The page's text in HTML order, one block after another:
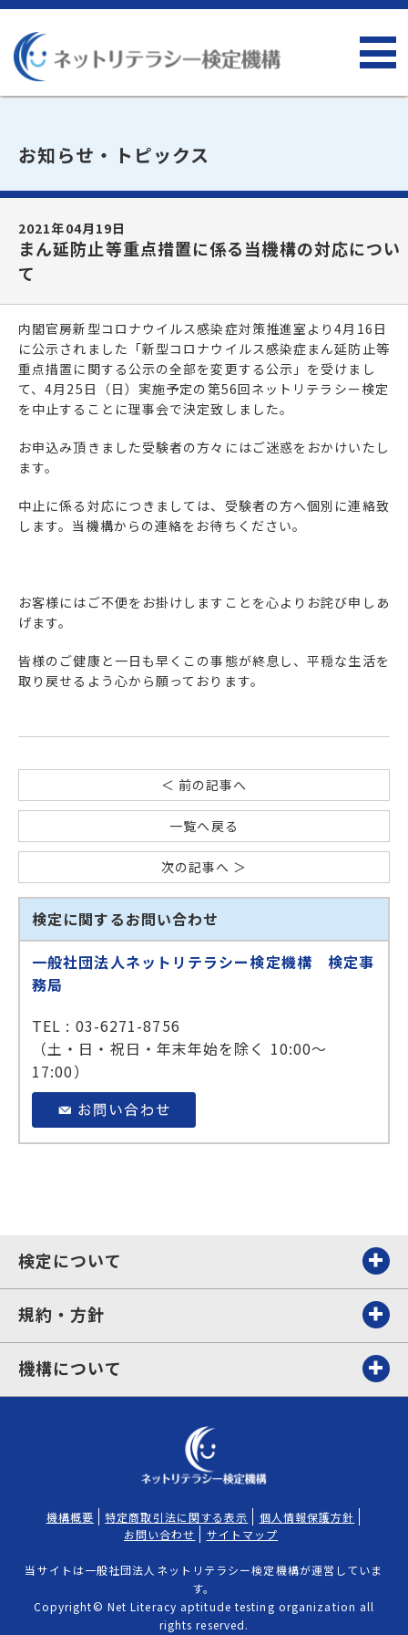
お知らせ・トピックス
2021年04月19日
まん延防止等重点措置に係る当機構の対応につい
て
内閣官房新型コロナウイルス感染症対策推進室より4月16日
に公示されました「新型コロナウイルス感染症まん延防止等
重点措置に関する公示の全部を変更する公示」を受けまし
て、4月25日（日）実施予定の第56回ネットリテラシー検定
を中止することに理事会で決定致しました。
お申込み頂きました受験者の方々にはご迷惑をおかけいたし
ます。
中止に係る対応につきましては、受験者の方へ個別に連絡致
します。当機構からの連絡をお待ちください。
お客様にはご不便をお掛けしますことを心よりお詫び申しあ
げます。
皆様のご健康と一日も早くこの事態が終息し、平穏な生活を
取り戻せるよう心から願っております。
＜ 前の記事へ
一覧へ戻る
次の記事へ ＞
検定に関するお問い合わせ
一般社団法人ネットリテラシー検定機構 検定事
務局
TEL : 03-6271-8756
（土・日・祝日・年末年始を除く 10:00～
17:00）
検定について
規約・方針
機構について
機構概要 特定商取引法に関する表示
個人情報保護方針
お問い合わせ
サイトマップ
当サイトは一般社団法人ネットリテラシー検定機構が運営していま
す。
Copyright© Net Literacy aptitude testing organization all
rights reserved.